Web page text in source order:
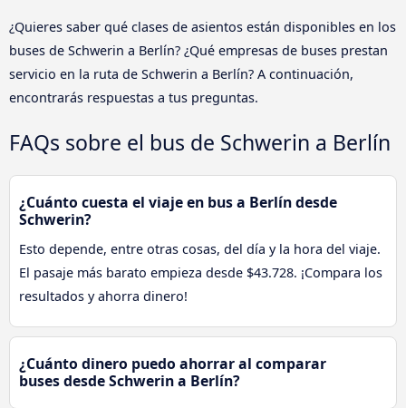
¿Quieres saber qué clases de asientos están disponibles en los
buses de Schwerin a Berlín? ¿Qué empresas de buses prestan
servicio en la ruta de Schwerin a Berlín? A continuación,
encontrarás respuestas a tus preguntas.
FAQs sobre el bus de Schwerin a Berlín
¿Cuánto cuesta el viaje en bus a Berlín desde
Schwerin?
Esto depende, entre otras cosas, del día y la hora del viaje.
El pasaje más barato empieza desde $43.728. ¡Compara los
resultados y ahorra dinero!
¿Cuánto dinero puedo ahorrar al comparar
buses desde Schwerin a Berlín?